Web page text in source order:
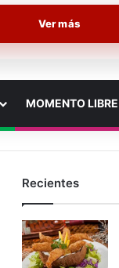
Ver más
MOMENTO LIBRE
Recientes